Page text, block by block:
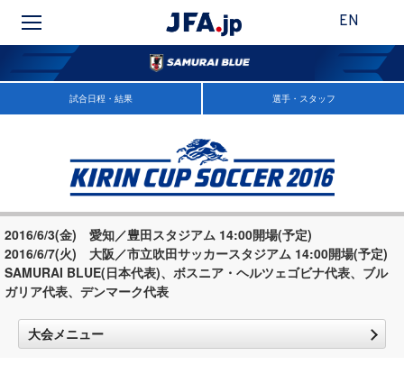
EN
試合日程・結果 選手・スタッフ
2016/6/3(金) 愛知／豊田スタジアム 14:00開場(予定)
2016/6/7(火) 大阪／市立吹田サッカースタジアム 14:00開場(予定)
SAMURAI BLUE(日本代表)、ボスニア・ヘルツェゴビナ代表、ブル
ガリア代表、デンマーク代表
大会メニュー